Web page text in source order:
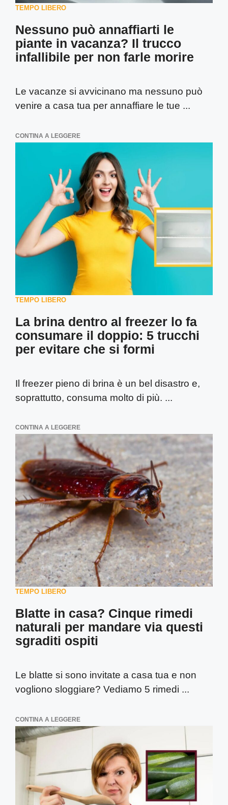
TEMPO LIBERO
Nessuno può annaffiarti le
piante in vacanza? Il trucco
infallibile per non farle morire
Le vacanze si avvicinano ma nessuno può
venire a casa tua per annaffiare le tue ...
CONTINA A LEGGERE
TEMPO LIBERO
La brina dentro al freezer lo fa
consumare il doppio: 5 trucchi
per evitare che si formi
Il freezer pieno di brina è un bel disastro e,
soprattutto, consuma molto di più. ...
CONTINA A LEGGERE
TEMPO LIBERO
Blatte in casa? Cinque rimedi
naturali per mandare via questi
sgraditi ospiti
Le blatte si sono invitate a casa tua e non
vogliono sloggiare? Vediamo 5 rimedi ...
CONTINA A LEGGERE